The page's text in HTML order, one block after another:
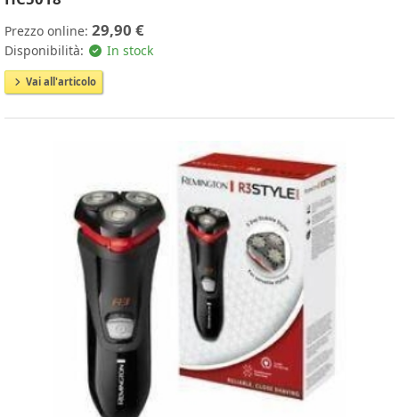
Prezzo online: 29,90 €
Disponibilità: In stock
Vai all'articolo